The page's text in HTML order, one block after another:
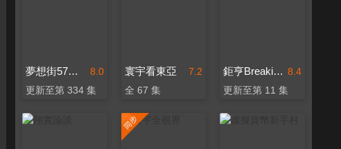
8.0
夢想街57號 全能事務所
更新至第 334 集
7.2
寰宇看東亞
全 67 集
8.4
鉅亨BreakingNews
更新至第 11 集